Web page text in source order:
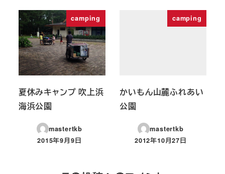
camping
夏休みキャンプ 吹上浜
海浜公園
mastertkb
投稿日
2015年9月9日
camping
かいもん山麓ふれあい
公園
mastertkb
投稿日
2012年10月27日